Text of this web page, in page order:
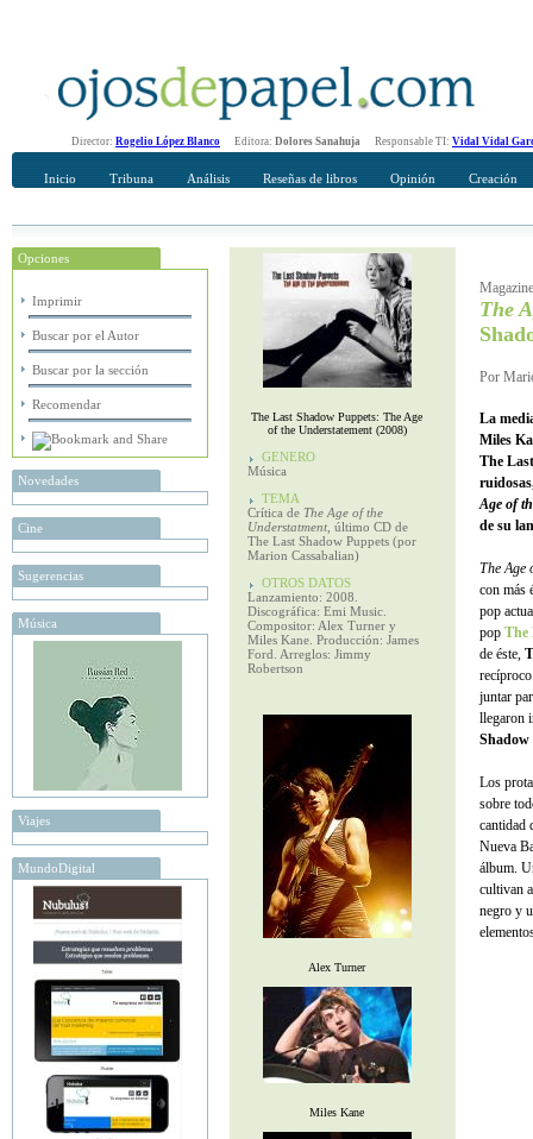
Director: Rogelio López Blanco Editora: Dolores Sanahuja Responsable TI: Vidal Vidal
Inicio Tribuna Análisis Reseñas de libros Opinión Creación
Opciones
Imprimir
Buscar por el Autor
Buscar por la sección
Recomendar
Novedades
Cine
Sugerencias
Música
Viajes
MundoDigital
Recomendar
Su nombre Completo
The Last Shadow Puppets: The Age
of the Understatement (2008)
GENERO
Música
TEMA
Crítica de The Age of the
Understatment , último CD de
The Last Shadow Puppets (por
Marion Cassabalian)
OTROS DATOS
Lanzamiento: 2008.
Discográfica: Emi Music.
Compositor: Alex Turner y
Miles Kane. Producción: James
Ford. Arreglos: Jimmy
Robertson
Alex Turner
Miles Kane
The
Por
La
Miles
The
Age of
de su
The Age
con más
pop
pop The
de éste,
juntar
llegaron
Shadow
Los
sobre
cantidad
Nueva
álbum.
cultivan
negro y